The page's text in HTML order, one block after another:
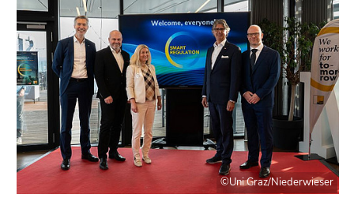
Sie diesen
Link.
Zum
Inhalt
(Zugriffstaste
1)
Zur
Positionsanzeige
(Zugriffstaste
©Uni Graz/Niederwieser